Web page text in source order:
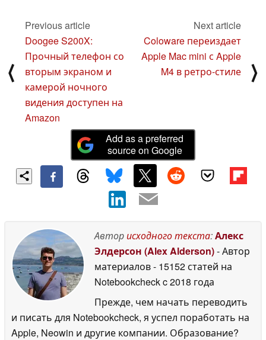
производительность
варианте23 January
2025
⟨
Previous article
Doogee S200X:
Прочный телефон со
вторым экраном и
камерой ночного
видения доступен на
Amazon
Next article
Coloware переиздает
Apple Mac mini с Apple
M4 в ретро-стиле
⟩
Add as a preferred
source on Google
Авторисходного текста:Алекс
Элдерсон (Alex Alderson)- Автор
материалов- 15152 статей на
Notebookcheckc 2018 года
Прежде, чем начать переводить
и писать для Notebookcheck, я успел поработать на
Apple, Neowin и другие компании. Образование?